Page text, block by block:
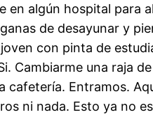
algún hospital para
de desayunar y
con pinta de
Cambiarme una raja
Entramos.
ni nada. Esto ya no